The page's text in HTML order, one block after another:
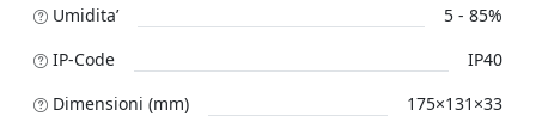
Umidita’
5 - 85%
IP-Code
IP40
Dimensioni (mm)
175×131×33